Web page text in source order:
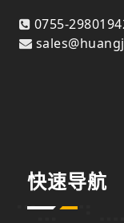
0755-
快速导航